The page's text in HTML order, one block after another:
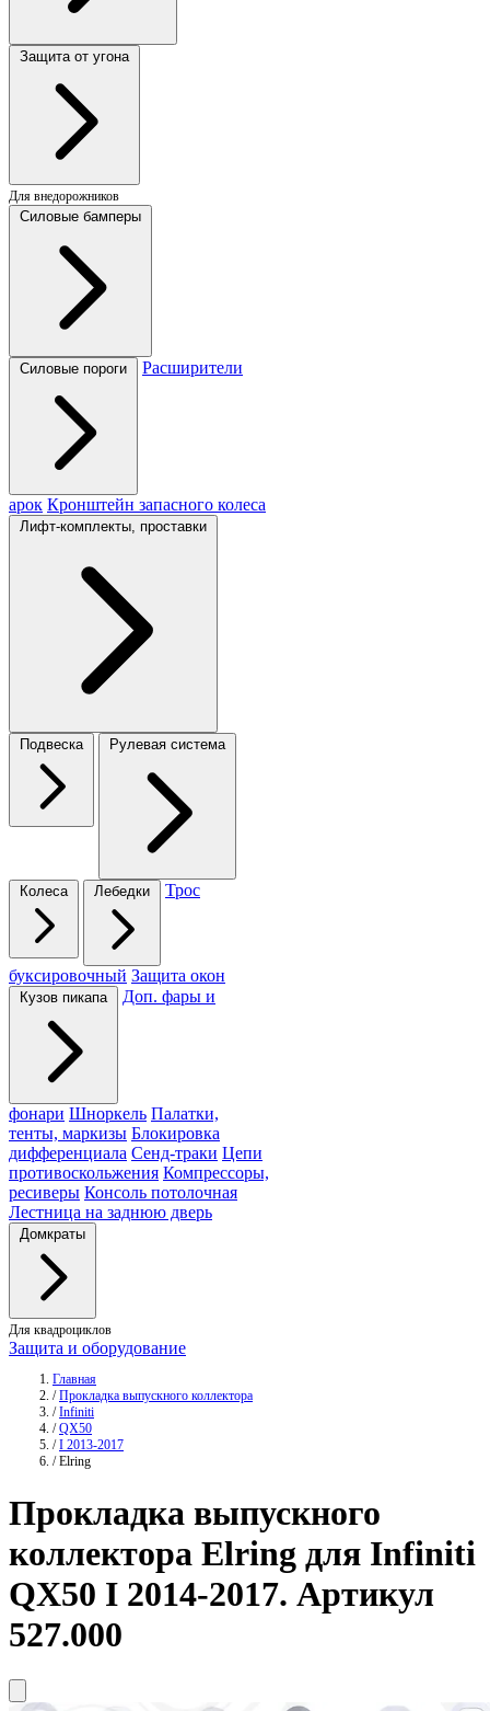
Защита от угона
Для внедорожников
Силовые бамперы
Силовые пороги Расширители
арок Кронштейн запасного колеса
Лифт-комплекты, проставки
Подвеска Рулевая система
Колеса Лебедки Трос
буксировочный Защита окон
Кузов пикапа Доп. фары и
фонари Шноркель Палатки,
тенты, маркизы Блокировка
дифференциала Сенд-траки Цепи
противоскольжения Компрессоры,
ресиверы Консоль потолочная
Лестница на заднюю дверь
Домкраты
Для квадроциклов
Защита и оборудование
Главная
/ Прокладка выпускного коллектора
/ Infiniti
/ QX50
/ I 2013-2017
/ Elring
Прокладка выпускного
коллектора Elring для Infiniti
QX50 I 2014-2017. Артикул
527.000